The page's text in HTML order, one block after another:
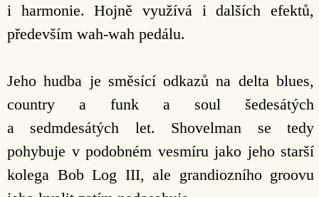
i harmonie. Hojně využívá i dalších efektů,
především wah-wah pedálu.
Jeho hudba je směsící odkazů na delta blues,
country a funk a soul šedesátých
a sedmdesátých let. Shovelman se tedy
pohybuje v podobném vesmíru jako jeho starší
kolega Bob Log III, ale grandiozního groovu